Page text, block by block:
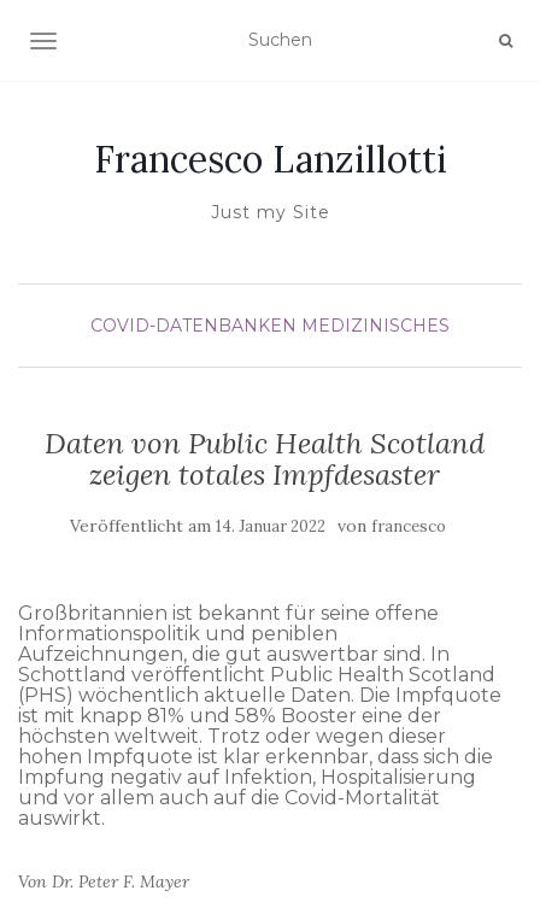
NAVIGATION UMSCHALTEN
Francesco Lanzillotti
Just my Site
COVID-DATENBANKEN MEDIZINISCHES
Daten von Public Health Scotland
zeigen totales Impfdesaster
Veröffentlicht am 14. Januar 2022 von francesco
Großbritannien ist bekannt für seine offene
Informationspolitik und peniblen
Aufzeichnungen, die gut auswertbar sind. In
Schottland veröffentlicht Public Health Scotland
(PHS) wöchentlich aktuelle Daten. Die Impfquote
ist mit knapp 81% und 58% Booster eine der
höchsten weltweit. Trotz oder wegen dieser
hohen Impfquote ist klar erkennbar, dass sich die
Impfung negativ auf Infektion, Hospitalisierung
und vor allem auch auf die Covid-Mortalität
auswirkt.
Von Dr. Peter F. Mayer